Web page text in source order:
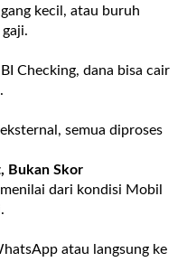
kecil, atau buruh
Checking, dana bisa cair
semua diproses
Bukan Skor
menilai dari kondisi Mobil
atau langsung ke